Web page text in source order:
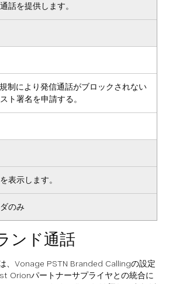
話を提供します。
制により発信通話がブロックされない
ト署名を申請する。
表示します。
のみ
ンド通話
、Vonage PSTN Branded Callingの設定
Orionパートナーサプライヤとの統合に